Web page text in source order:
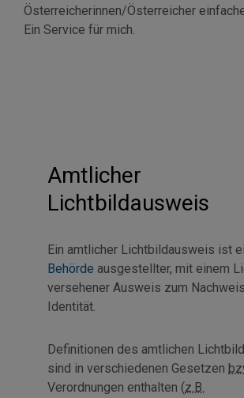
Österreicherinnen/Österreicher
Ein Service für mich.
Amtlicher
Lichtbildausweis
Ein amtlicher Lichtbildausweis ist
Behörde ausgestellter, mit einem
versehener Ausweis zum
Identität.
Definitionen des amtlichen
sind in verschiedenen Gesetzen
Verordnungen enthalten (z.B.